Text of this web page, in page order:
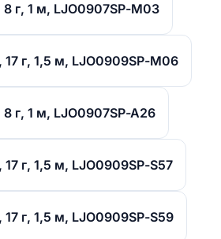
г, 1 м, LJO0907SP-M03
г, 1,5 м, LJO0909SP-M06
г, 1 м, LJO0907SP-A26
г, 1,5 м, LJO0909SP-S57
г, 1,5 м, LJO0909SP-S59